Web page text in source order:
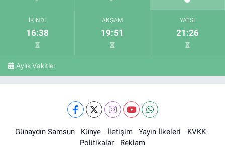
İKINDI
16:38
AKŞAM
19:51
YATSI
21:26
Aylık Vakitler
Günaydın Samsun Künye İletişim Yayın İlkeleri
KVKK
Politikalar
Reklam